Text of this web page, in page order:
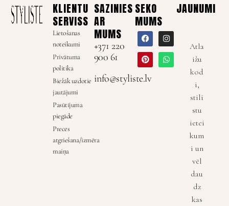
KLIENTU
SERVISS
Lietošanas
noteikumi
Privātuma
politika
Biežāk uzdotie
jautājumi
Pasūtījuma
piegāde
Preces
atgriešana/izmēra
maiņa
SAZINIES
AR
MUMS
+371 220
900 61
info@styliste.lv
SEKO
MUMS
JAUNUMI
Atla
ižu
kod
i,
stili
stu
ietei
kum
i un
vēl
dau
dz
kas